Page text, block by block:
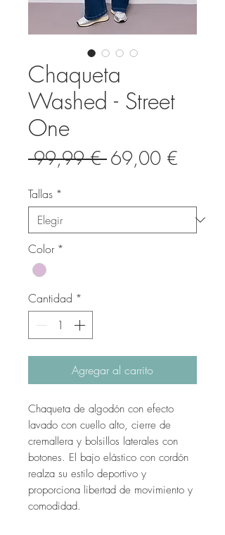
Chaqueta
Washed - Street
One
99,99 € Precio
69,00 €
oferta
Tallas *
Color *
Cantidad *
Agregar al carrito
Chaqueta de algodón con efecto
lavado con cuello alto, cierre de
cremallera y bolsillos laterales con
botones. El bajo elástico con cordón
realza su estilo deportivo y
proporciona libertad de movimiento y
comodidad.